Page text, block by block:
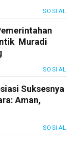
SOSIAL
Muradi
SOSIAL
Suksesnya
Aman,
SOSIAL